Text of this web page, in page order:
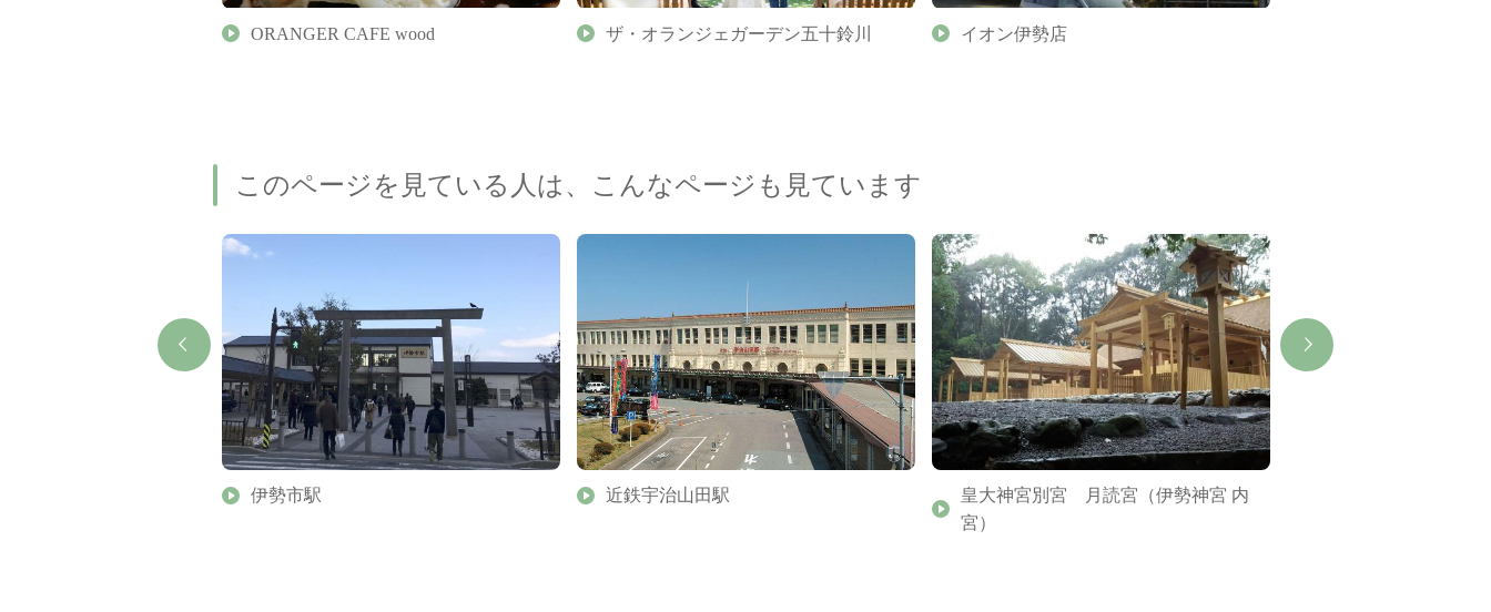
ORANGER CAFE wood ザ・オランジェガーデン五十鈴川 イオン伊勢店
このページを見ている人は、こんなページも見ています
伊勢市駅 近鉄宇治山田駅
皇大神宮別宮 月読宮（伊勢神宮 内
宮）